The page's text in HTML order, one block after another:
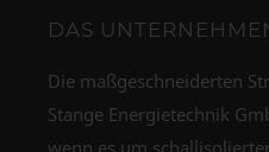
DAS
Die maßgeschneiderten
Stange Energietechnik